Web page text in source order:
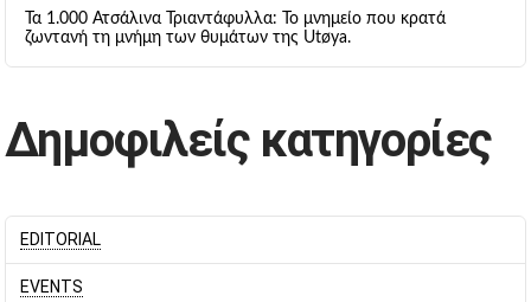
Τα 1.000 Ατσάλινα Τριαντάφυλλα: Το μνημείο που κρατά
ζωντανή τη μνήμη των θυμάτων της Utøya.
Δημοφιλείς κατηγορίες
EDITORIAL
EVENTS